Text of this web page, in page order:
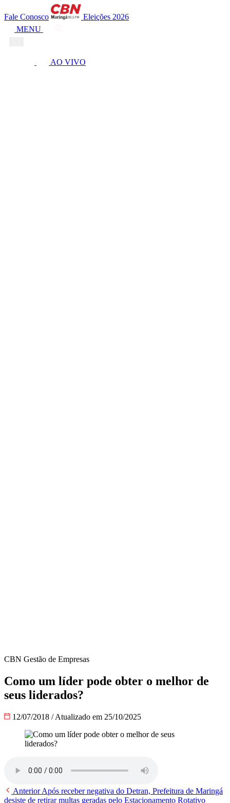
Fale Conosco
Eleições 2026
MENU
AO VIVO
CBN Gestão de Empresas
Como um líder pode obter o melhor de
seus liderados?
12/07/2018 / Atualizado em 25/10/2025
AnteriorApós receber negativa do Detran, Prefeitura de Maringá
desiste de retirar multas geradas pelo Estacionamento Rotativo